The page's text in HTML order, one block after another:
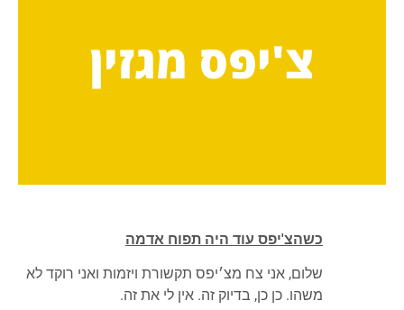
צ'יפס מגזין
כשהצ'יפס עוד היה תפוח אדמה
שלום, אני צח מצ׳יפס תקשורת ויזמות ואני רוקד לא
משהו. כן כן, בדיוק זה. אין לי את זה.